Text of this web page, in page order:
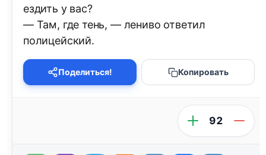
ездить у вас?
— Там, где тень, — лениво ответил
полицейский.
Поделиться! Копировать
92